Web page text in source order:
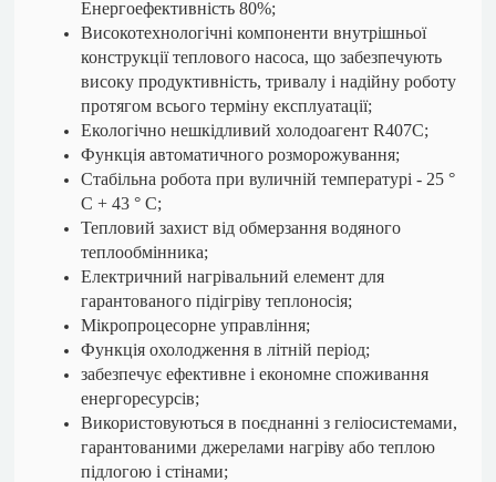
Енергоефективність 80%;
Високотехнологічні компоненти внутрішньої
конструкції теплового насоса, що забезпечують
високу продуктивність, тривалу і надійну роботу
протягом всього терміну експлуатації;
Екологічно нешкідливий холодоагент R407С;
Функція автоматичного розморожування;
Стабільна робота при вуличній температурі - 25 °
С + 43 ° С;
Тепловий захист від обмерзання водяного
теплообмінника;
Електричний нагрівальний елемент для
гарантованого підігріву теплоносія;
Мікропроцесорне управління;
Функція охолодження в літній період;
забезпечує ефективне і економне споживання
енергоресурсів;
Використовуються в поєднанні з геліосистемами,
гарантованими джерелами нагріву або теплою
підлогою і стінами;